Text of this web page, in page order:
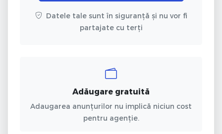
Datele tale sunt în siguranță și nu vor fi
partajate cu terți
Adăugare gratuită
Adaugarea anunțurilor nu implică niciun cost
pentru agenție.